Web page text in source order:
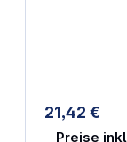
21,42 €
Preise